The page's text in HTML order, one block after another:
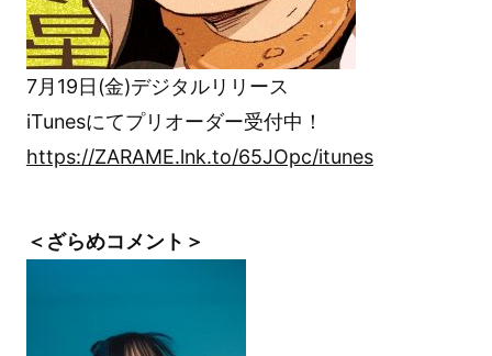
7月19日(金)デジタルリリース
iTunesにてプリオーダー受付中！
https://ZARAME.lnk.to/65JOpc/itunes
＜ざらめコメント＞